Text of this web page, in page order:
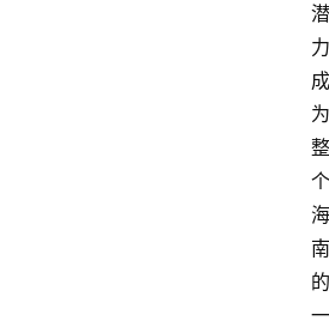
潜
力
成
为
整
个
海
南
的
一